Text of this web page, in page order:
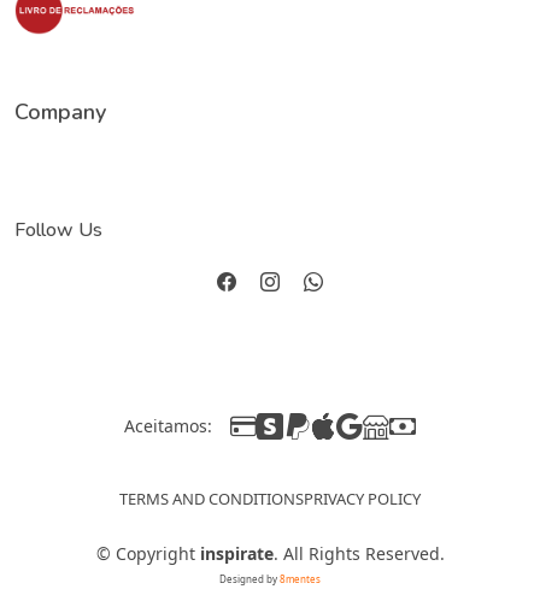
Company
Follow Us
Aceitamos:
TERMS AND CONDITIONSPRIVACY POLICY
© Copyright inspirate. All Rights Reserved.
Designed by8mentes